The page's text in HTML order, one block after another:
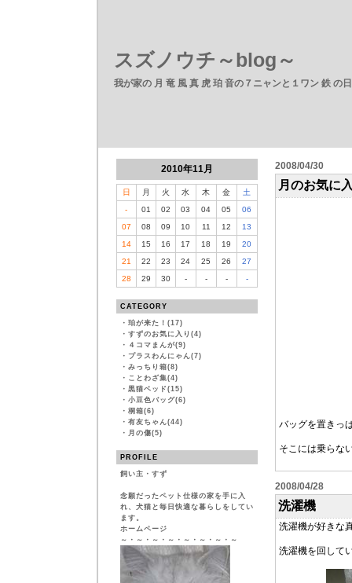
スズノウチ～blog～
我が家の 月 竜 風 真 虎 珀 音の７ニャンと１ワン 鉄 の
2010年11月
日 月 火 水 木 金
土
-
01 02 03 04 05
06
07
08 09 10 11 12
13
14
15 16 17 18 19
20
21
22 23 24 25 26
27
28
29 30 - - - -
CATEGORY
・ 珀が来た！(17)
・ すずのお気に入り(4)
・ ４コマまんが(9)
・ プラスわんにゃん(7)
・ みっちり箱(8)
・ ことわざ集(4)
・ 黒猫ベッド(15)
・ 小豆色バッグ(6)
・ 桐箱(6)
・ 有友ちゃん(44)
・ 月の傷(5)
PROFILE
飼い主・すず
念願だったペット仕様の家を手に入
れ、犬猫と毎日快適な暮らしをしてい
ます。
ホームページ
～・～・～・～・～・～・～・～
2008/04/30
月のお気に
バッグを置きっ
そこには乗らな
2008/04/28
洗濯機
洗濯機が好きな
洗濯機を回して